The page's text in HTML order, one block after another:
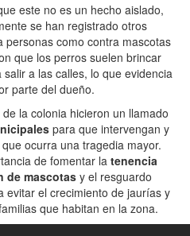
este no es un hecho aislado,
se han registrado otros
como contra mascotas
que los perros suelen brincar
a las calles, lo que evidencia
parte del dueño.
la colonia hicieron un llamado
para que intervengan y
ocurra una tragedia mayor.
de fomentar la tenencia
de mascotas y el resguardo
evitar el crecimiento de jaurías y
que habitan en la zona.